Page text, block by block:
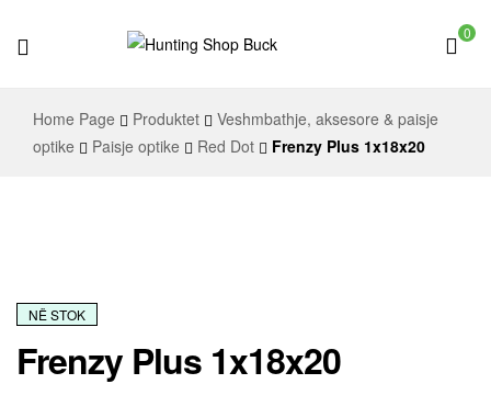
Shop
0
Home Page Produktet
Veshmbathje, aksesore & paisje
optike
Paisje optike Red Dot Frenzy Plus 1x18x20
NË STOK
Frenzy Plus 1x18x20